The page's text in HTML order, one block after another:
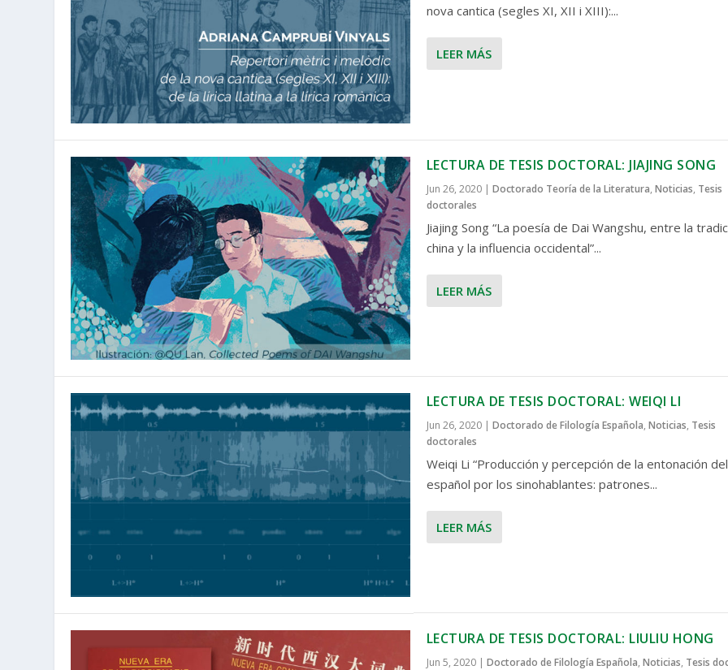
nova cantica (segles XI, XII i XIII):...
LEER MÁS
LECTURA DE TESIS DOCTORAL: JIAJING SONG
Jun 26, 2020| Doctorado Teoría de la Literatura, Noticias, Tesis
doctorales
Jiajing Song “La poesía de Dai Wangshu, entre la
china y la influencia occidental”...
LEER MÁS
LECTURA DE TESIS DOCTORAL: WEIQI LI
Jun 26, 2020| Doctorado de Filología Española, Noticias, Tesis
doctorales
Weiqi Li “Producción y percepción de la entonación del
español por los sinohablantes: patrones...
LEER MÁS
LECTURA DE TESIS DOCTORAL: LIULIU HONG
Jun 5, 2020| Doctorado de Filología Española, Noticias, Tesis